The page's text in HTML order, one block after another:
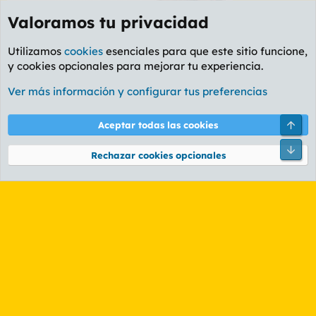
Foro General
Cookies
PL OLDSTYLE AMARILLO
Términos y reglas Política de privacidad Ayuda
Community platform by XenForo® © 2010-2026 XenForo Ltd.
Valoramos tu privacidad
Utilizamos cookies esenciales para que este sitio funcione,
y cookies opcionales para mejorar tu experiencia.
Ver más información y configurar tus preferencias
Aceptar todas las cookies
Rechazar cookies opcionales
Pie